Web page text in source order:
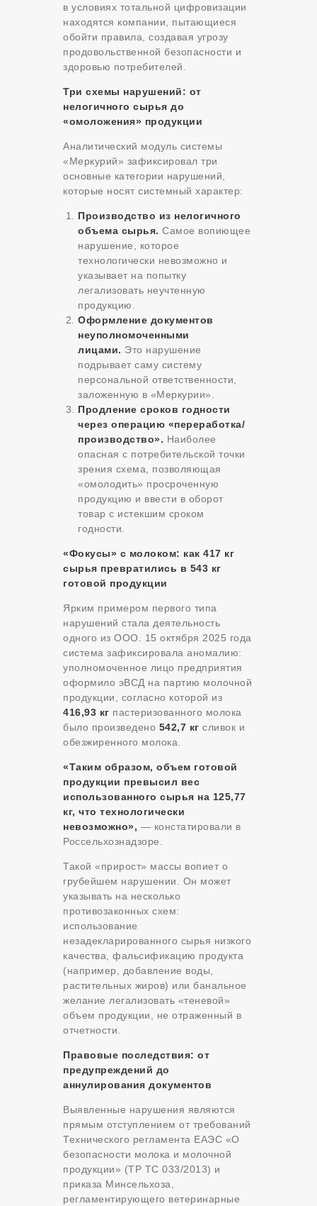
в условиях тотальной цифровизации
находятся компании, пытающиеся
обойти правила, создавая угрозу
продовольственной безопасности и
здоровью потребителей.
Три схемы нарушений: от
нелогичного сырья до
«омоложения» продукции
Аналитический модуль системы
«Меркурий» зафиксировал три
основные категории нарушений,
которые носят системный характер:
Производство из нелогичного
объема сырья. Самое вопиющее
нарушение, которое
технологически невозможно и
указывает на попытку
легализовать неучтенную
продукцию.
Оформление документов
неуполномоченными
лицами. Это нарушение
подрывает саму систему
персональной ответственности,
заложенную в «Меркурии».
Продление сроков годности
через операцию «переработка/
производство». Наиболее
опасная с потребительской точки
зрения схема, позволяющая
«омолодить» просроченную
продукцию и ввести в оборот
товар с истекшим сроком
годности.
«Фокусы» с молоком: как 417 кг
сырья превратились в 543 кг
готовой продукции
Ярким примером первого типа
нарушений стала деятельность
одного из ООО. 15 октября 2025 года
система зафиксировала аномалию:
уполномоченное лицо предприятия
оформило эВСД на партию молочной
продукции, согласно которой из
416,93 кг пастеризованного молока
было произведено 542,7 кг сливок и
обезжиренного молока.
«Таким образом, объем готовой
продукции превысил вес
использованного сырья на 125,77
кг, что технологически
невозможно», — констатировали в
Россельхознадзоре.
Такой «прирост» массы вопиет о
грубейшем нарушении. Он может
указывать на несколько
противозаконных схем:
использование
незадекларированного сырья низкого
качества, фальсификацию продукта
(например, добавление воды,
растительных жиров) или банальное
желание легализовать «теневой»
объем продукции, не отраженный в
отчетности.
Правовые последствия: от
предупреждений до
аннулирования документов
Выявленные нарушения являются
прямым отступлением от требований
Технического регламента ЕАЭС «О
безопасности молока и молочной
продукции» (ТР ТС 033/2013) и
приказа Минсельхоза,
регламентирующего ветеринарные